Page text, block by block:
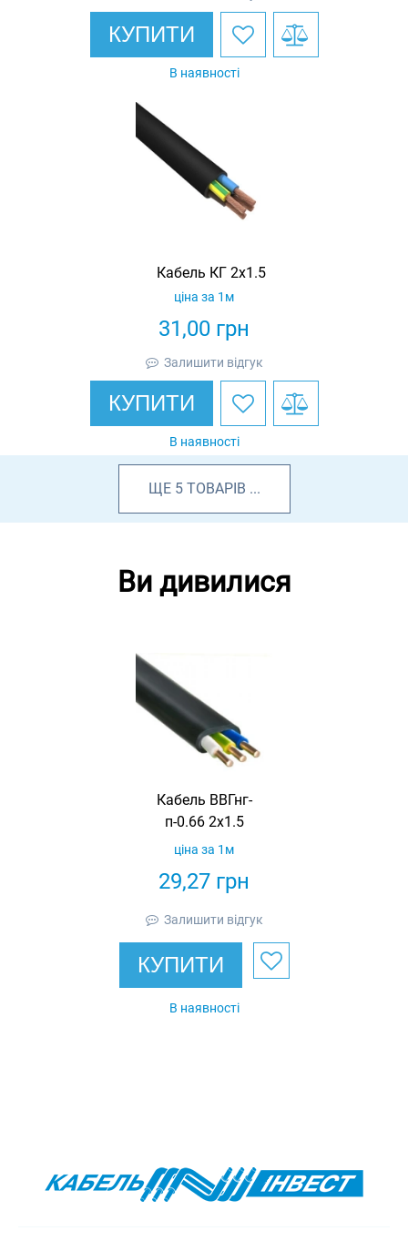
КУПИТИ
В наявності
Кабель КГ 2х1.5
31,00 грн
ціна за 1м
Залишити відгук
КУПИТИ
В наявності
ЩЕ 5 ТОВАРІВ ...
Ви дивилися
Кабель ВВГнг-
п-0.66 2х1.5
29,27 грн
ціна за 1м
Залишити відгук
КУПИТИ
В наявності